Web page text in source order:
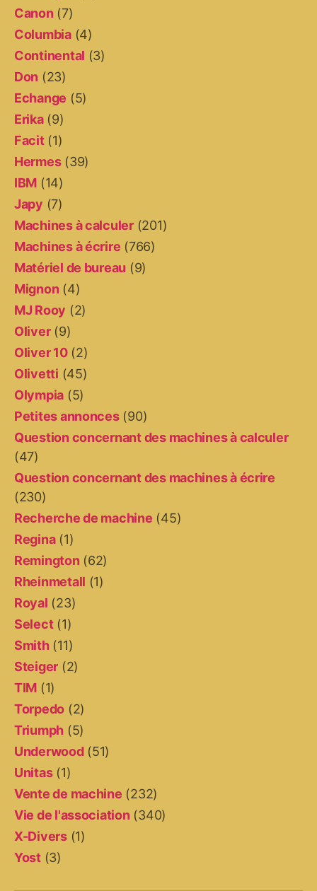
Canon (7)
Columbia(4)
Continental (3)
Don (23)
Echange (5)
Erika(9)
Facit(1)
Hermes(39)
IBM (14)
Japy (7)
Machines à calculer(201)
Machines à écrire (766)
Matériel de bureau (9)
Mignon (4)
MJ Rooy (2)
Oliver(9)
Oliver 10(2)
Olivetti (45)
Olympia (5)
Petites annonces(90)
Question concernant des machines à calculer
(47)
Question concernant des machines à écrire
(230)
Recherche de machine (45)
Regina(1)
Remington (62)
Rheinmetall (1)
Royal (23)
Select(1)
Smith(11)
Steiger (2)
TIM (1)
Torpedo (2)
Triumph (5)
Underwood(51)
Unitas(1)
Vente de machine (232)
Vie de l'association (340)
X-Divers(1)
Yost(3)